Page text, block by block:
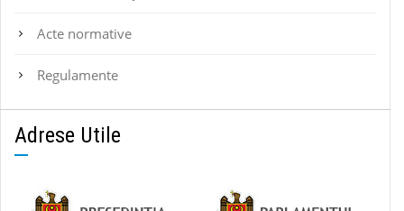
Acte normative
Regulamente
Adrese Utile